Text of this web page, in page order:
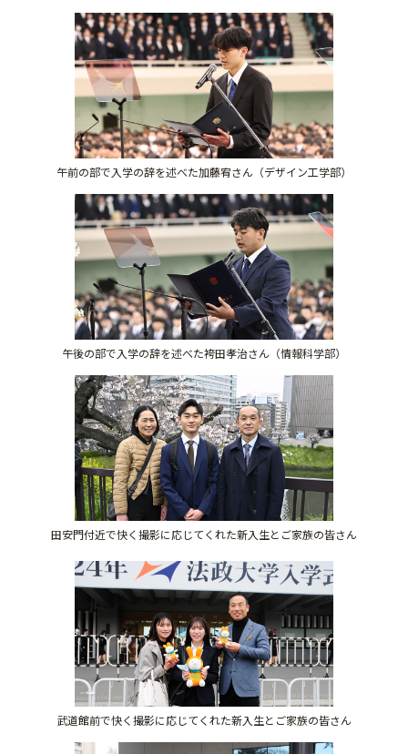
午前の部で入学の辞を述べた加藤宥さん（デザイン工学部）
午後の部で入学の辞を述べた袴田孝治さん（情報科学部）
田安門付近で快く撮影に応じてくれた新入生とご家族の皆さん
武道館前で快く撮影に応じてくれた新入生とご家族の皆さん